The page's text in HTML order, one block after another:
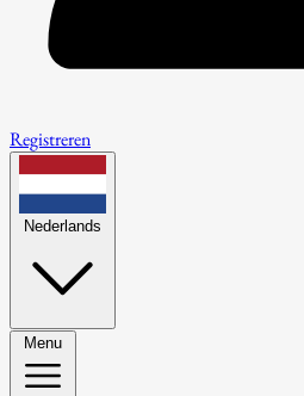
Registreren
Nederlands
Menu